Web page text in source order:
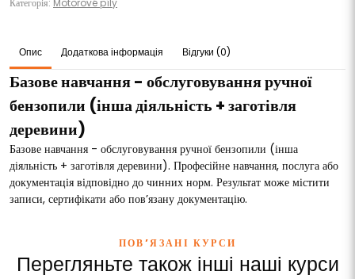
Опис Додаткова інформація Відгуки (0)
Базове навчання - обслуговування ручної
бензопили (інша діяльність + заготівля
деревини)
Базове навчання - обслуговування ручної бензопили (інша
діяльність + заготівля деревини). Професійне навчання, послуга або
документація відповідно до чинних норм. Результат може містити
записи, сертифікати або пов’язану документацію.
ПОВ’ЯЗАНІ КУРСИ
Перегляньте також інші наші курси